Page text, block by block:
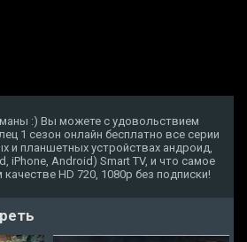
:) Вы можете с удовольствием
1 сезон онлайн бесплатно все серии
и планшетных устройствах андроид,
iPhone, Android) Smart TV, и что самое
HD 720, 1080p без подписки!